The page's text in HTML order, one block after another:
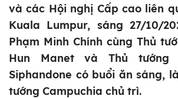
và các Hội nghị Cấp cao liên
Kuala Lumpur, sáng 27/10/
Phạm Minh Chính cùng Thủ
Hun Manet và Thủ tướng
Siphandone có buổi ăn sáng,
tướng Campuchia chủ trì.